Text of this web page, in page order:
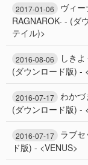
2017-01-06
ヴィ
RAGNAROK- - (ダ
テイル)>
2016-08-06
しき
(ダウンロード版) -
2016-07-17
わか
(ダウンロード版) -
2016-07-17
ラブ
ド版) - <VENUS>